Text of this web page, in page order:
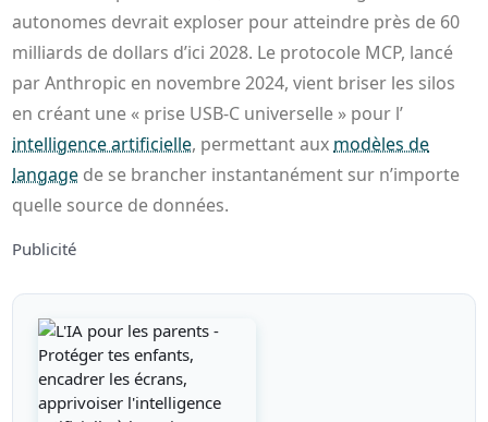
autonomes devrait exploser pour atteindre près de 60
milliards de dollars d’ici 2028. Le protocole MCP, lancé
par Anthropic en novembre 2024, vient briser les silos
en créant une « prise USB-C universelle » pour l’
intelligence artificielle, permettant aux modèles de
langage de se brancher instantanément sur n’importe
quelle source de données.
Publicité